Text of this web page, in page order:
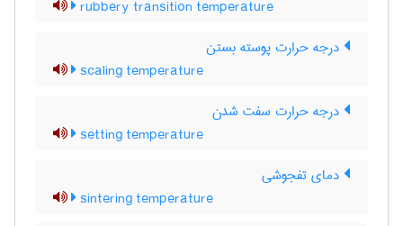
rubbery transition temperature
درجه حرارت پوسته بستن
scaling temperature
درجه حرارت سفت شدن
setting temperature
دمای تفجوشی
sintering temperature